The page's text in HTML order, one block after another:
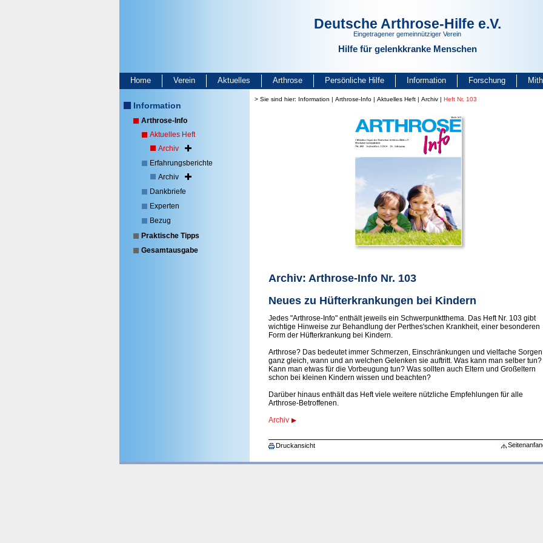
Deutsche Arthrose-Hilfe e.V.
Eingetragener gemeinnütziger Verein
Hilfe für gelenkkranke Menschen
Home Verein Aktuelles Arthrose Persönliche Hilfe Information Forschung
Information
Arthrose-Info
Aktuelles Heft
Archiv
Erfahrungsberichte
Archiv
Dankbriefe
Experten
Bezug
Praktische Tipps
Gesamtausgabe
> Sie sind hier: Information | Arthrose-Info | Aktuelles Heft | Archiv | Heft Nr. 103
Archiv: Arthrose-Info Nr. 103
Neues zu Hüfterkrankungen bei Kindern
Jedes "Arthrose-Info" enthält jeweils ein Schwerpunktthema. Das Heft Nr. 103 gibt
wichtige Hinweise zur Behandlung der Perthes'schen Krankheit, einer besonderen
Form der Hüfterkrankung bei Kindern.
Arthrose? Das bedeutet immer Schmerzen, Einschränkungen und vielfache
ganz gleich, wann und an welchen Gelenken sie auftritt. Was kann man selber tun?
Kann man etwas für die Vorbeugung tun? Was sollten auch Eltern und Großeltern
schon bei kleinen Kindern wissen und beachten?
Darüber hinaus enthält das Heft viele weitere nützliche Empfehlungen für alle
Arthrose-Betroffenen.
Archiv
Druckansicht